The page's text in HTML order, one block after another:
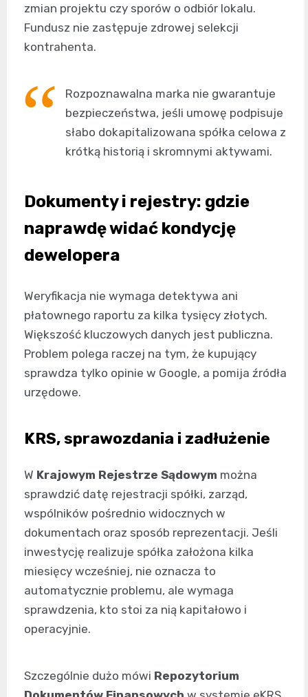
zmian projektu czy sporów o odbiór lokalu.
Fundusz nie zastępuje zdrowej selekcji
kontrahenta.
Rozpoznawalna marka nie gwarantuje
bezpieczeństwa, jeśli umowę podpisuje
słabo dokapitalizowana spółka celowa z
krótką historią i skromnymi aktywami.
Dokumenty i rejestry: gdzie
naprawdę widać kondycję
dewelopera
Weryfikacja nie wymaga detektywa ani
płatownego raportu za kilka tysięcy złotych.
Większość kluczowych danych jest publiczna.
Problem polega raczej na tym, że kupujący
sprawdza tylko opinie w Google, a pomija źródła
urzędowe.
KRS, sprawozdania i zadłużenie
W Krajowym Rejestrze Sądowym można
sprawdzić datę rejestracji spółki, zarząd,
wspólników pośrednio widocznych w
dokumentach oraz sposób reprezentacji. Jeśli
inwestycję realizuje spółka założona kilka
miesięcy wcześniej, nie oznacza to
automatycznie problemu, ale wymaga
sprawdzenia, kto stoi za nią kapitałowo i
operacyjnie.
Szczególnie dużo mówi Repozytorium